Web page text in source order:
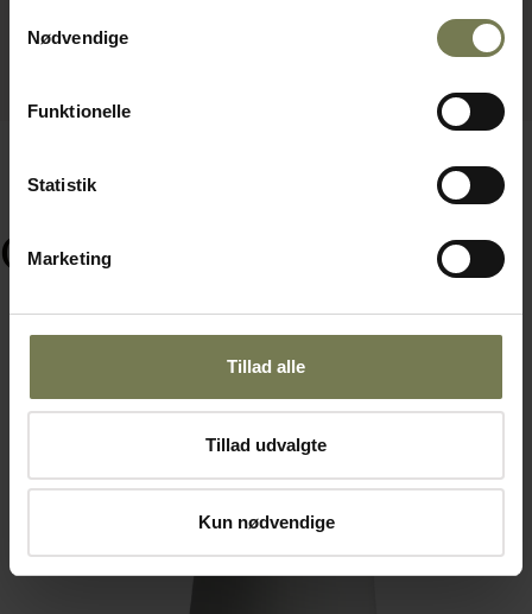
Nødvendige
Funktionelle
Statistik
Marketing
Tillad alle
Tillad udvalgte
Kun nødvendige
Ofte købt sammen med